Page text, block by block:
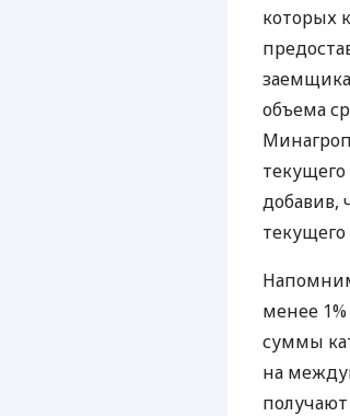
которых
объема
добавив,
текущего
менее 1%
суммы
на